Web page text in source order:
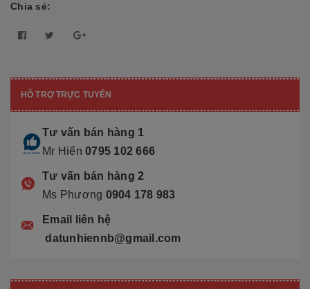
Chia sẻ:
HỖ TRỢ TRỰC TUYẾN
Tư vấn bán hàng 1
Mr Hiển 0795 102 666
Tư vấn bán hàng 2
Ms Phương 0904 178 983
Email liên hệ
datunhiennb@gmail.com